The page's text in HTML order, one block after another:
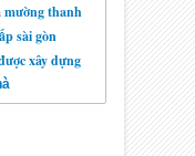
mường thanh
sài gòn
xây dựng